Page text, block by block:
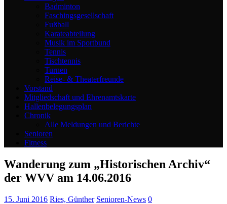
Badminton
Faschingsgesellschaft
Fußball
Karateabteilung
Musik im Sportbund
Tennis
Tischtennis
Turnen
Reise- & Theaterfreunde
Vorstand
Mitgliedschaft und Ehrenamtskarte
Hallenbelegungsplan
Chronik
Alle Meldungen und Berichte
Senioren
Fitness
Wanderung zum „Historischen Archiv“
der WVV am 14.06.2016
15. Juni 2016 Ries, Günther Senioren-News 0